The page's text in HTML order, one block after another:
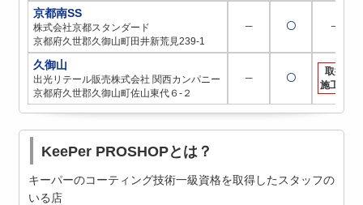
京都南SS
株式会社京都スタンダード
京都府久世郡久御山町田井新荒見239-1
─ 〇 ─
久御山
出光リテール販売株式会社 関西カンパニー
京都府久世郡久御山町佐山東代６-２
─ 〇
取扱
施工店
KeePer PROSHOPとは？
キーパーのコーティング技術一級資格を取得したスタッフの
いる店